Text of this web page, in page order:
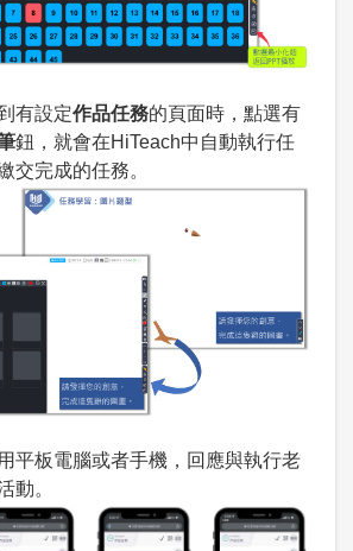
有設定作品任務的頁面時，點選有
鈕，就會在HiTeach中自動執行任
交完成的任務。
平板電腦或者手機，回應與執行老
動。